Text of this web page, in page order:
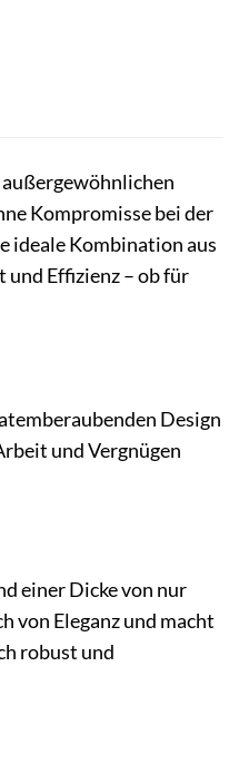
Kompromisse bei der
ideale Kombination aus
Effizienz – ob für
Design
und Vergnügen
einer Dicke von nur
von Eleganz und macht
robust und